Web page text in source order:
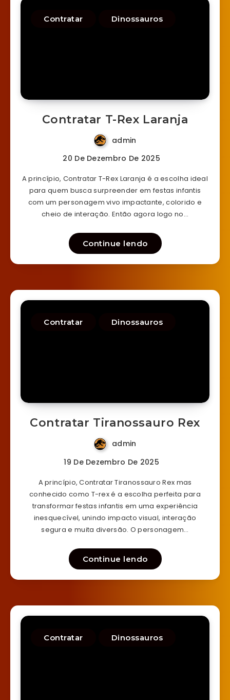
Contratar Dinossauros
Contratar T-Rex Laranja
admin
20 De Dezembro De 2025
A princípio, Contratar T-Rex Laranja é a escolha ideal
para quem busca surpreender em festas infantis
com um personagem vivo impactante, colorido e
cheio de interação. Então agora logo no…
Continue lendo
Contratar Dinossauros
Contratar Tiranossauro Rex
admin
19 De Dezembro De 2025
A princípio, Contratar Tiranossauro Rex mas
conhecido como T-rex é a escolha perfeita para
transformar festas infantis em uma experiência
inesquecível, unindo impacto visual, interação
segura e muita diversão. O personagem…
Continue lendo
Contratar Dinossauros